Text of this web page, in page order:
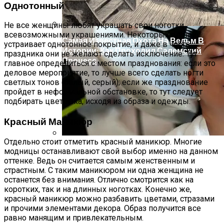
Лунный Календарь Окрашивания
Волос На Октябрь 2025 Года
Самая Известная Охота На Ведьм В
Истории: Как Проходил Салемский
Процесс
Однотонный
Не все женщины любят украшать свои ноготки
всевозможными украшениями. Некоторых вполне
устраивает однотонное покрытие, и даже в честь
праздника они не желают сделать исключение. Тут
главное определиться с местом празднования: если это
деловое мероприятие, то лучше всего сделать ногти
светлых тонов (белый, серый); если же празднование
пройдет в неформальной обстановке, то тут следует
подбирать цвет лака, исходя из образа и одежды.
Красный Маникюр
Отдельно стоит отметить красный маникюр. Многие
модницы останавливают свой выбор именно на данном
оттенке. Ведь он считается самым женственным и
страстным. С таким маникюром ни одна женщина не
останется без внимания. Отлично смотрится как на
коротких, так и на длинных ноготках. Конечно же,
красный маникюр можно разбавить цветами, стразами
и прочими элементами декора. Образ получится все
равно манящим и привлекательным.